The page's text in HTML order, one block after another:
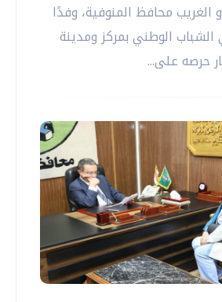
الغريب محافظ المنوفية، وفدًا
الوطني بمركز ومدينة
حرصه على...